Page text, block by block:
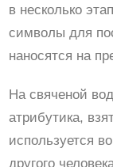
в несколько
символы для
наносятся на
На свяченой
атрибутика,
используется
другого